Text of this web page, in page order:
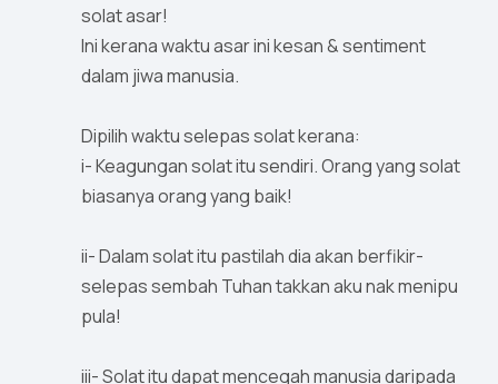
solat asar!
Ini kerana waktu asar ini kesan & sentiment
dalam jiwa manusia.
Dipilih waktu selepas solat kerana:
i- Keagungan solat itu sendiri. Orang yang solat
biasanya orang yang baik!
ii- Dalam solat itu pastilah dia akan berfikir-
selepas sembah Tuhan takkan aku nak menipu
pula!
iii- Solat itu dapat mencegah manusia daripada